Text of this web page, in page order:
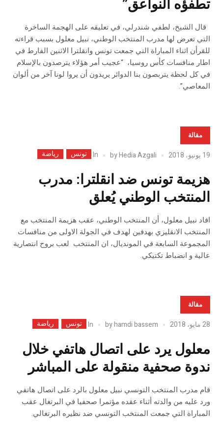
تطفؤه النواعق”
قال الشيخ، لطفي شندرلي، في تعليقه على الهجمة الساخرة
التي تعرض لها مدرب المنتخب الوطني، نبيل معلول بسبب قراءته
للقرأن اثناء المباراة التي جمعت تونس وانقلترا الاثنين الفارط في
اطار منافسات كأس روسيا، “عجيب أمر هؤلاء يترصدون بالإسلام
في كل لحظة يتربصون بنا الدوائر يريدون أن يروا لونا آخر من ألوان
المعاصي”.
مقالة
19 يونيو، 2018 byHedia Azgali
In تونس رياضة
هزيمة تونس ضد انقلترا: مدرب
المنتخب الوطني يُعلق
افاد نبيل معلول، أن المنتخب الوطني، عقب هزيمة المنتخب مع
المنتخب الانقليزي بهدفين لهدف في الجولة الاولى من منافسات
المجموعة السابعة في المونديال، ان المنتخب لعب بروح انتصارية
عالية و انضباط تكتيكي.
مقالة
28 مايو، 2018 byhamdi bassem
In تونس رياضة
معلول يرد على اتصال هاتفي خلال
ندوة صحفية منقولة على المباشر
قام مدرب المنتخب التونسي نبيل معلول بالرد على اتصال هاتفي
ورد عليه من والدته أثناء عقده مؤتمرا صحفيا في البرتغال عقب
المباراة التي جمعت المنتخب التونسي ضد نظيره البرتغالي.